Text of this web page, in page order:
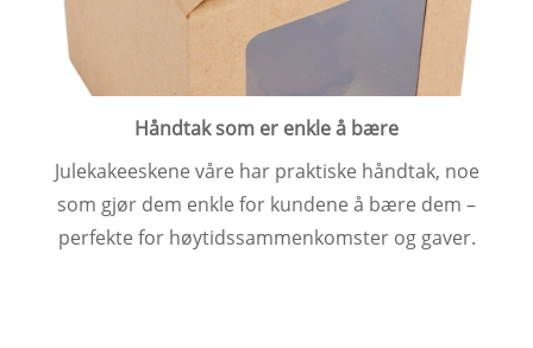
Håndtak som er enkle å bære
Julekakeeskene våre har praktiske håndtak, noe
som gjør dem enkle for kundene å bære dem –
perfekte for høytidssammenkomster og gaver.